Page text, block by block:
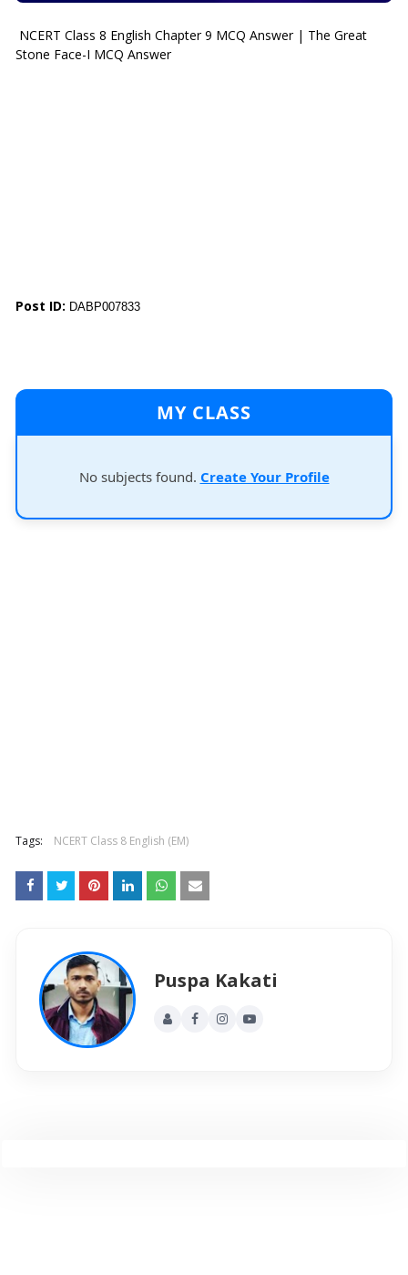
NCERT Class 8 English Chapter 9 MCQ Answer | The Great
Stone Face-I MCQ Answer
Post ID: DABP007833
MY CLASS
No subjects found. Create Your Profile
Tags: NCERT Class 8 English (EM)
Puspa Kakati